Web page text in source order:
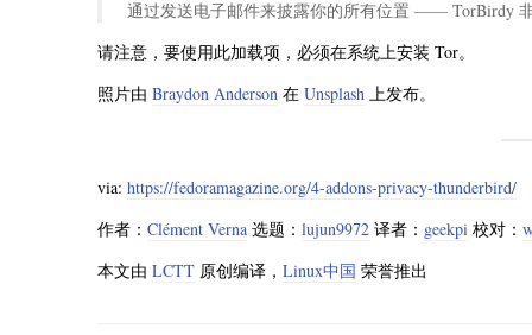
通过发送电子邮件来披露你的所有位置 —— TorBirdy
请注意，要使用此加载项，必须在系统上安装 Tor。
照片由 Braydon Anderson 在 Unsplash 上发布。
via: https://fedoramagazine.org/4-addons-privacy-thunderbird/
作者： Clément Verna 选题： lujun9972 译者： geekpi 校对：
本文由 LCTT 原创编译， Linux中国 荣誉推出